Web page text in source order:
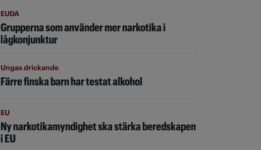
EUDA
Grupperna som använder mer narkotika i
lågkonjunktur
Ungas drickande
Färre finska barn har testat alkohol
EU
Ny narkotikamyndighet ska stärka beredskapen
i EU